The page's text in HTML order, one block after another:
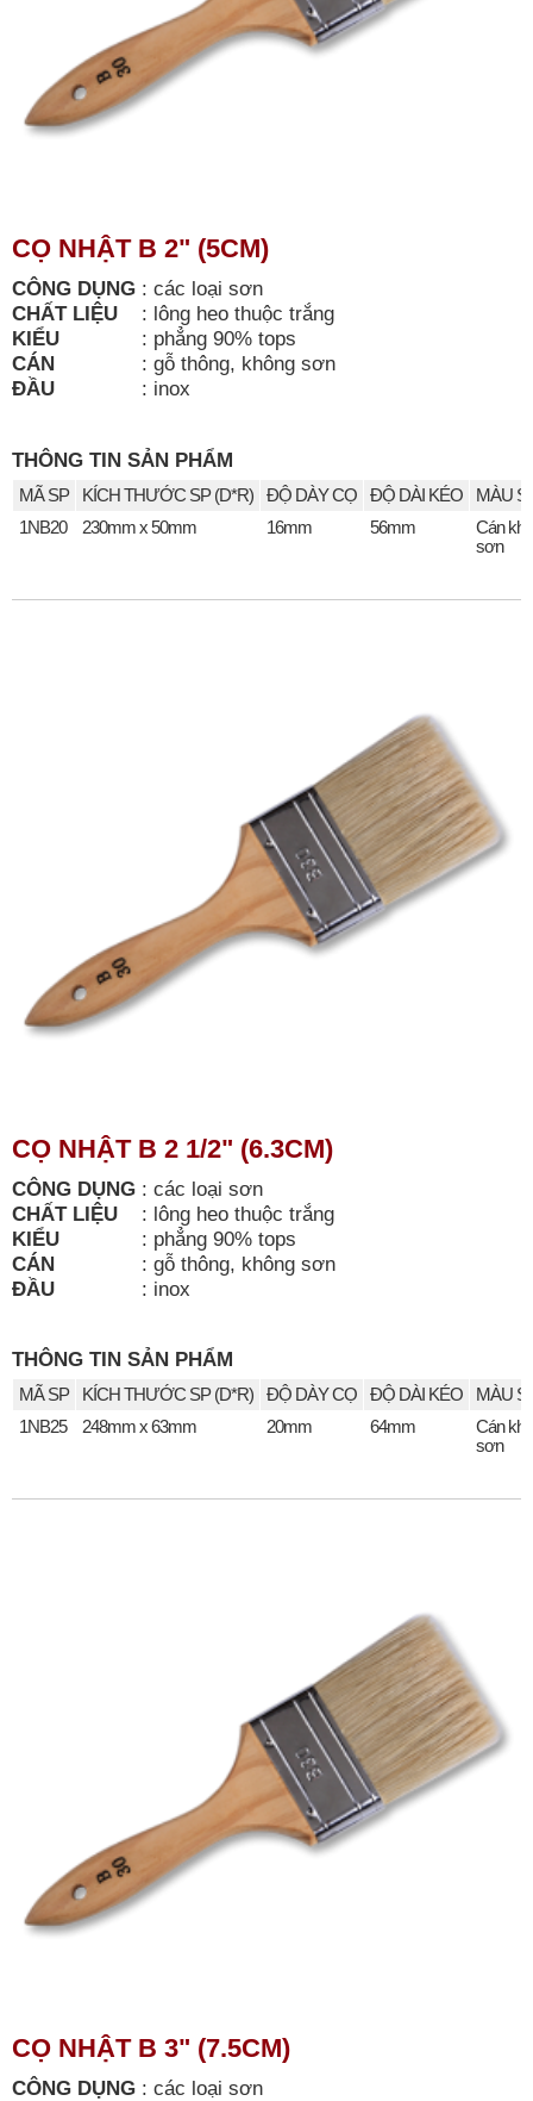
CỌ NHẬT B 2" (5CM)
CÔNG DỤNG : các loại sơn
CHẤT LIỆU
: lông heo thuộc trắng
KIỂU
: phẳng 90% tops
CÁN
: gỗ thông, không sơn
ĐẦU
: inox
THÔNG TIN SẢN PHẨM
MÃ SP KÍCH THƯỚC SP (D*R) ĐỘ DÀY CỌ ĐỘ DÀI KÉO
MÀU
1NB20
230mm x 50mm 16mm 56mm
Cán
sơn
CỌ NHẬT B 2 1/2" (6.3CM)
CÔNG DỤNG : các loại sơn
CHẤT LIỆU
: lông heo thuộc trắng
KIỂU
: phẳng 90% tops
CÁN
: gỗ thông, không sơn
ĐẦU
: inox
THÔNG TIN SẢN PHẨM
MÃ SP KÍCH THƯỚC SP (D*R) ĐỘ DÀY CỌ ĐỘ DÀI KÉO
MÀU
1NB25
248mm x 63mm 20mm 64mm
Cán
sơn
CỌ NHẬT B 3" (7.5CM)
CÔNG DỤNG : các loại sơn